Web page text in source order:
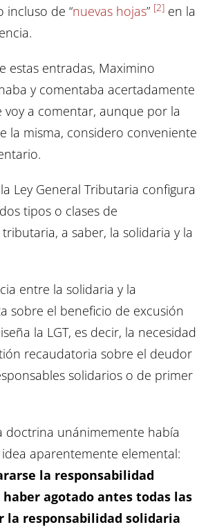
incluso de “nuevas hojas” [2] en la
estas entradas, Maximino
y comentaba acertadamente
voy a comentar, aunque por la
la misma, considero conveniente
Ley General Tributaria configura
tipos o clases de
a saber, la solidaria y la
entre la solidaria y la
sobre el beneficio de excusión
la LGT, es decir, la necesidad
recaudatoria sobre el deudor
solidarios o de primer
doctrina unánimemente había
aparentemente elemental:
la responsabilidad
agotado antes todas las
la responsabilidad solidaria